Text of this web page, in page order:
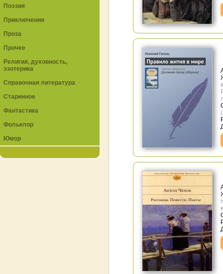
Поэзия
Приключения
Проза
Прочее
Религия, духовность,
эзотерика
Справочная литература
Старинное
Фантастика
Фольклор
Юмор